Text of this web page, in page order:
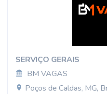
SERVIÇO GERAIS
BM VAGAS
Poços de Caldas, MG,